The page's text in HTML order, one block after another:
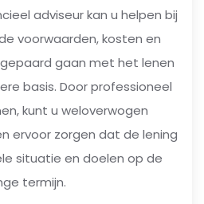
adviseur kan u helpen bij
voorwaarden, kosten en
gepaard gaan met het lenen
basis. Door professioneel
kunt u weloverwogen
ervoor zorgen dat de lening
situatie en doelen op de
termijn.